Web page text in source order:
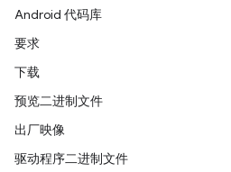
Android 代码库
要求
下载
预览二进制文件
出厂映像
驱动程序二进制文件